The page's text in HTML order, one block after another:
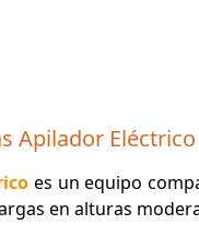
Apilador Eléctrico
es un equipo
en alturas